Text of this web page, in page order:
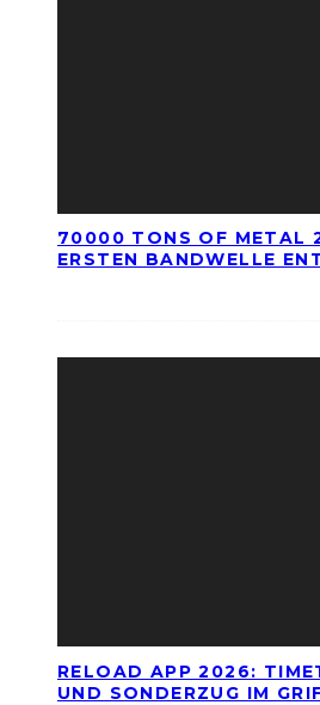
70000 TONS OF METAL
ERSTEN BANDWELLE
RELOAD APP 2026:
UND SONDERZUG IM